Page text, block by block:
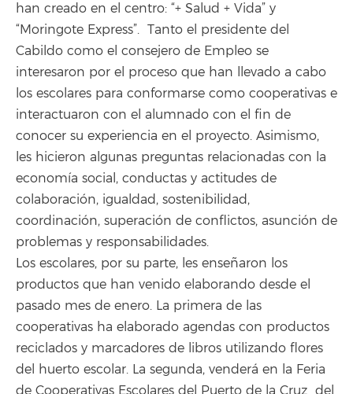
han creado en el centro: “+ Salud + Vida” y
“Moringote Express”. Tanto el presidente del
Cabildo como el consejero de Empleo se
interesaron por el proceso que han llevado a cabo
los escolares para conformarse como cooperativas e
interactuaron con el alumnado con el fin de
conocer su experiencia en el proyecto. Asimismo,
les hicieron algunas preguntas relacionadas con la
economía social, conductas y actitudes de
colaboración, igualdad, sostenibilidad,
coordinación, superación de conflictos, asunción de
problemas y responsabilidades.
Los escolares, por su parte, les enseñaron los
productos que han venido elaborando desde el
pasado mes de enero. La primera de las
cooperativas ha elaborado agendas con productos
reciclados y marcadores de libros utilizando flores
del huerto escolar. La segunda, venderá en la Feria